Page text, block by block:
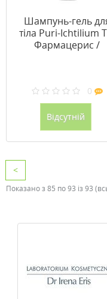
Шампунь-гель
тіла Puri-Ichtilium
Фармацерис /
0
Відсутній
<
Показано з 85 по 93 із 93